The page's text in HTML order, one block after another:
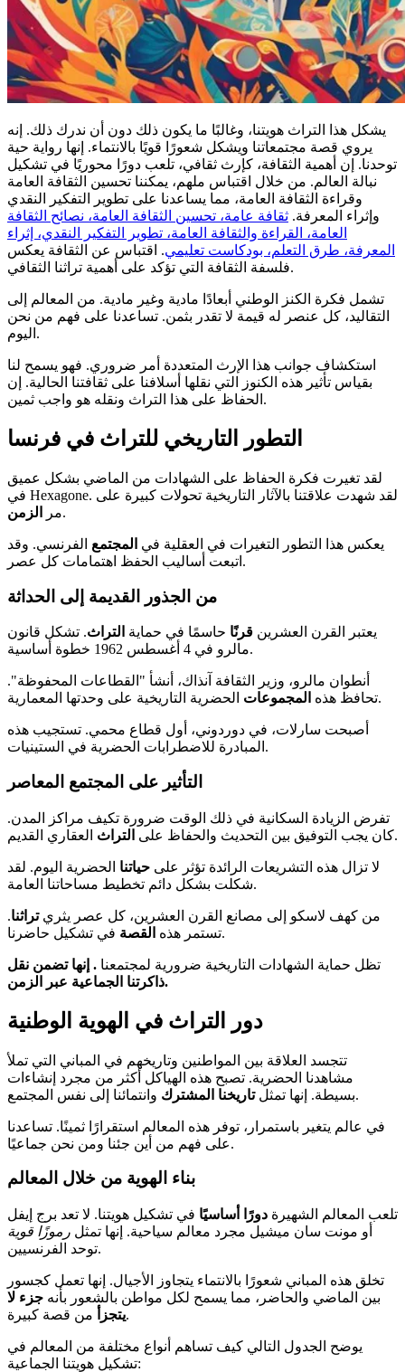
يشكل هذا التراث هويتنا، وغالبًا ما يكون ذلك دون أن ندرك ذلك. إنه
يروي قصة مجتمعاتنا ويشكل شعورًا قويًا بالانتماء. إنها رواية حية
توحدنا. إن أهمية الثقافة، كإرث ثقافي، تلعب دورًا محوريًا في تشكيل
نبالة العالم. من خلال اقتباس ملهم، يمكننا تحسين الثقافة العامة
وقراءة الثقافة العامة، مما يساعدنا على تطوير التفكير النقدي
وإثراء المعرفة. ثقافة عامة، تحسين الثقافة العامة، نصائح الثقافة
العامة، القراءة والثقافة العامة، تطوير التفكير النقدي، إثراء
المعرفة، طرق التعلم، بودكاست تعليمي. اقتباس عن الثقافة يعكس
فلسفة الثقافة التي تؤكد على أهمية تراثنا الثقافي.
تشمل فكرة الكنز الوطني أبعادًا مادية وغير مادية. من المعالم إلى
التقاليد، كل عنصر له قيمة لا تقدر بثمن. تساعدنا على فهم من نحن
اليوم.
استكشاف جوانب هذا الإرث المتعددة أمر ضروري. فهو يسمح لنا
بقياس تأثير هذه الكنوز التي نقلها أسلافنا على ثقافتنا الحالية. إن
الحفاظ على هذا التراث ونقله هو واجب ثمين.
التطور التاريخي للتراث في فرنسا
لقد تغيرت فكرة الحفاظ على الشهادات من الماضي بشكل عميق
في Hexagone. لقد شهدت علاقتنا بالآثار التاريخية تحولات كبيرة على
مر
الزمن .
يعكس هذا التطور التغيرات في العقلية في المجتمع الفرنسي. وقد
اتبعت أساليب الحفظ اهتمامات كل عصر.
من الجذور القديمة إلى الحداثة
يعتبر القرن العشرين قرنًا حاسمًا في حماية التراث. تشكل قانون
مالرو في 4 أغسطس 1962 خطوة أساسية.
أنطوان مالرو، وزير الثقافة آنذاك، أنشأ "القطاعات المحفوظة".
تحافظ هذه المجموعات الحضرية التاريخية على وحدتها المعمارية.
أصبحت سارلات، في دوردوني، أول قطاع محمي. تستجيب هذه
المبادرة للاضطرابات الحضرية في الستينيات.
التأثير على المجتمع المعاصر
تفرض الزيادة السكانية في ذلك الوقت ضرورة تكيف مراكز المدن.
كان يجب التوفيق بين التحديث والحفاظ على التراث العقاري القديم.
لا تزال هذه التشريعات الرائدة تؤثر على حياتنا الحضرية اليوم. لقد
شكلت بشكل دائم تخطيط مساحاتنا العامة.
من كهف لاسكو إلى مصانع القرن العشرين، كل عصر يثريتراثنا.
تستمر هذه القصة في تشكيل حاضرنا.
تظل حماية الشهادات التاريخية ضرورية لمجتمعنا . إنها تضمن نقل
ذاكرتنا الجماعية عبر
الزمن .
دور التراث في الهوية الوطنية
تتجسد العلاقة بين المواطنين وتاريخهم في المباني التي تملأ
مشاهدنا الحضرية. تصبح هذه الهياكل أكثر من مجرد إنشاءات
بسيطة. إنها تمثلتاريخنا المشترك وانتمائنا إلى نفس المجتمع.
في عالم يتغير باستمرار، توفر هذه المعالم استقرارًا ثمينًا. تساعدنا
على فهم من أين جئنا ومن نحن جماعيًا.
بناء الهوية من خلال المعالم
تلعب المعالم الشهيرة دورًا أساسيًا في تشكيل هويتنا. لا تعد برج إيفل
أو مونت سان ميشيل مجرد معالم سياحية. إنها تمثل رموزًا قوية
توحد الفرنسيين.
تخلق هذه المباني شعورًا بالانتماء يتجاوز الأجيال. إنها تعمل كجسور
بين الماضي والحاضر، مما يسمح لكل مواطن بالشعور بأنه جزء لا
يتجزأمن قصة كبيرة.
يوضح الجدول التالي كيف تساهم أنواع مختلفة من المعالم في
تشكيل هويتنا الجماعية: